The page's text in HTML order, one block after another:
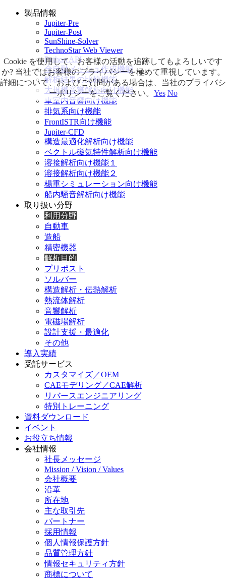
製品情報
Jupiter-Pre
Jupiter-Post
SunShine-Solver
TechnoStar Web Viewer
Python API
全自動メッシュ作成機能
解析結果の比較機能
大規模音響解析向け機能
車室内音響向け機能
排気系向け機能
FrontISTR向け機能
Jupiter-CFD
構造最適化解析向け機能
ベクトル磁気特性解析向け機能
溶接解析向け機能１
溶接解析向け機能２
楊重シミュレーション向け機能
船内騒音解析向け機能
取り扱い分野
利用分野
自動車
造船
精密機器
解析目的
プリポスト
ソルバー
構造解析・伝熱解析
熱流体解析
音響解析
電磁場解析
設計支援・最適化
その他
導入実績
受託サービス
カスタマイズ／OEM
CAEモデリング／CAE解析
リバースエンジニアリング
特別トレーニング
資料ダウンロード
イベント
お役立ち情報
会社情報
社長メッセージ
Mission / Vision / Values
会社概要
沿革
所在地
主な取引先
パートナー
採用情報
個人情報保護方針
品質管理方針
情報セキュリティ方針
商標について
Cookie を使用して、お客様の活動を追跡してもよろしいです
か? 当社ではお客様のプライバシーを極めて重視しています。
詳細について、およびご質問がある場合は、当社のプライバシ
ーポリシーをご覧ください。 Yes No